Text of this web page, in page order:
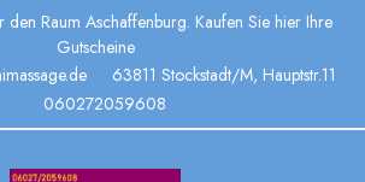
den Raum Aschaffenburg. Kaufen Sie hier Ihre
Gutscheine
63811 Stockstadt/M, Hauptstr.11
060272059608